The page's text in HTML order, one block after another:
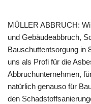
MÜLLER ABBRUCH:
und Gebäudeabbruch,
Bauschuttentsorgung in
uns als Profi für die
Abbruchunternehmen,
natürlich genauso für
den